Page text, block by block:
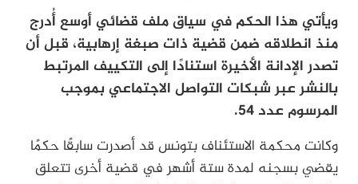
ويأتي هذا الحكم في سياق ملف قضائي أوسع أُدرج
منذ انطلاقه ضمن قضية ذات صبغة إرهابية، قبل أن
تصدر الإدانة الأخيرة استنادًا إلى التكييف المرتبط
بالنشر عبر شبكات التواصل الاجتماعي بموجب
المرسوم عدد 54.
وكانت محكمة الاستئناف بتونس قد أصدرت سابقًا حكمًا
يقضي بسجنه لمدة ستة أشهر في قضية أخرى تتعلق